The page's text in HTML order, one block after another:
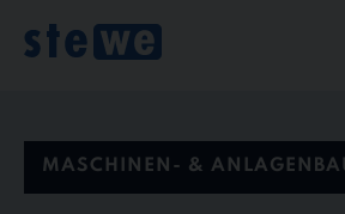
content
MASCHINEN- &